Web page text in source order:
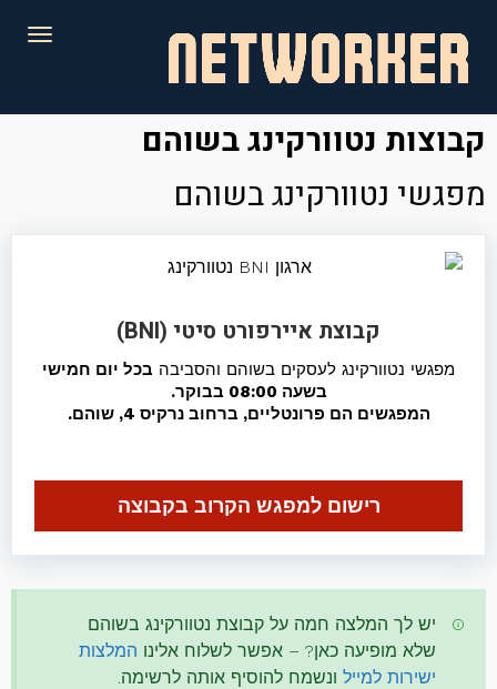
קבוצות נטוורקינג בשוהם
מפגשי נטוורקינג בשוהם
קבוצת איירפורט סיטי (BNI)
מפגשי נטוורקינג לעסקים בשוהם והסביבה בכל יום חמישי
בשעה 08:00 בבוקר.
המפגשים הם פרונטליים, ברחוב נרקיס 4, שוהם.
רישום למפגש הקרוב בקבוצה
יש לך המלצה חמה על קבוצת נטוורקינג בשוהם
שלא מופיעה כאן? – אפשר לשלוח אלינו המלצות
ישירות למייל ונשמח להוסיף אותה לרשימה.